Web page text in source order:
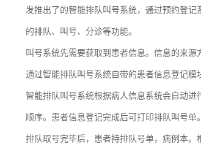
发推出了的智能排队叫号系统，通过预约登
的排队、叫号、分诊等功能。
叫号系统先需要获取到患者信息。信息的来
通过智能排队叫号系统自带的患者信息登记模
智能排队叫号系统根据病人信息系统会自动
顺序。患者信息登记完成后可打印排队叫号单。
排队取号完毕后，患者持排队号单，病例本。